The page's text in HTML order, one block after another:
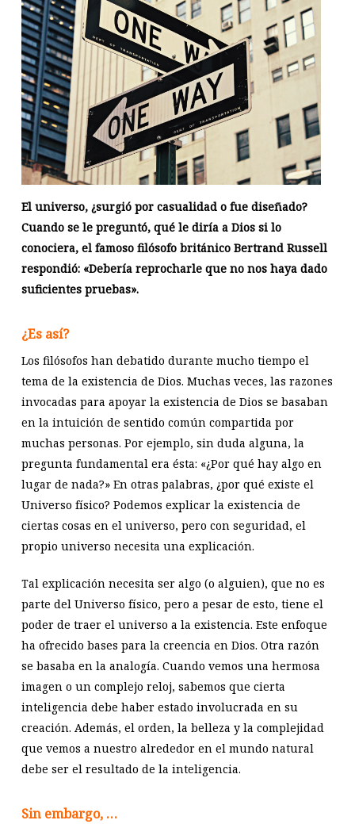
El universo, ¿surgió por casualidad o fue diseñado?
Cuando se le preguntó, qué le diría a Dios si lo
conociera, el famoso filósofo británico Bertrand Russell
respondió: «Debería reprocharle que no nos haya dado
suficientes pruebas».
¿Es así?
Los filósofos han debatido durante mucho tiempo el
tema de la existencia de Dios. Muchas veces, las razones
invocadas para apoyar la existencia de Dios se basaban
en la intuición de sentido común compartida por
muchas personas. Por ejemplo, sin duda alguna, la
pregunta fundamental era ésta: «¿Por qué hay algo en
lugar de nada?» En otras palabras, ¿por qué existe el
Universo físico? Podemos explicar la existencia de
ciertas cosas en el universo, pero con seguridad, el
propio universo necesita una explicación.
Tal explicación necesita ser algo (o alguien), que no es
parte del Universo físico, pero a pesar de esto, tiene el
poder de traer el universo a la existencia. Este enfoque
ha ofrecido bases para la creencia en Dios. Otra razón
se basaba en la analogía. Cuando vemos una hermosa
imagen o un complejo reloj, sabemos que cierta
inteligencia debe haber estado involucrada en su
creación. Además, el orden, la belleza y la complejidad
que vemos a nuestro alrededor en el mundo natural
debe ser el resultado de la inteligencia.
Sin embargo, …